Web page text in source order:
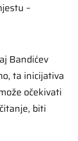
–
Bandićev
ta inicijativa
očekivati
biti